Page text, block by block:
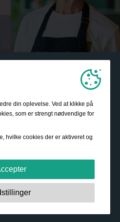
din oplevelse. Ved at klikke på
som er strengt nødvendige for
hvilke cookies der er aktiveret og
cookies er essentielle for at
såsom navigation,